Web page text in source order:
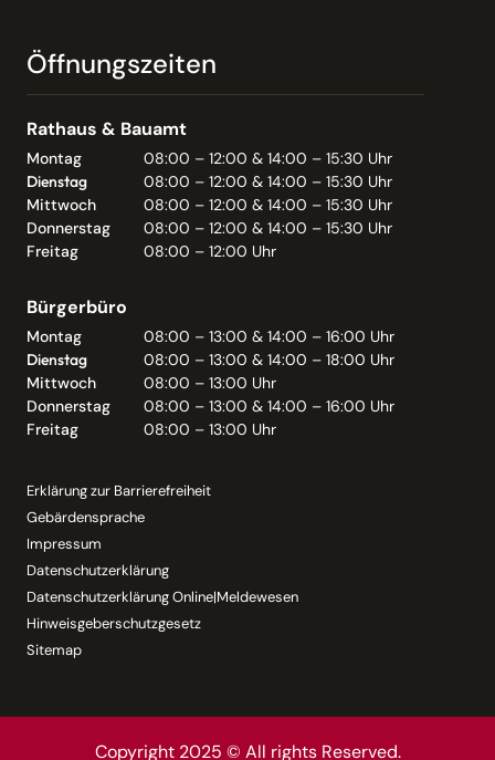
Öffnungszeiten
Rathaus & Bauamt
Montag
08:00 – 12:00 & 14:00 – 15:30 Uhr
Dienstag
08:00 – 12:00 & 14:00 – 15:30 Uhr
Mittwoch
08:00 – 12:00 & 14:00 – 15:30 Uhr
Donnerstag
08:00 – 12:00 & 14:00 – 15:30 Uhr
Freitag
08:00 – 12:00 Uhr
Bürgerbüro
Montag
08:00 – 13:00 & 14:00 – 16:00 Uhr
Dienstag
08:00 – 13:00 & 14:00 – 18:00 Uhr
Mittwoch
08:00 – 13:00 Uhr
Donnerstag
08:00 – 13:00 & 14:00 – 16:00 Uhr
Freitag
08:00 – 13:00 Uhr
Erklärung zur Barrierefreiheit
Gebärdensprache
Impressum
Datenschutzerklärung
Datenschutzerklärung Online|Meldewesen
Hinweisgeberschutzgesetz
Sitemap
Copyright 2025 © All rights Reserved.